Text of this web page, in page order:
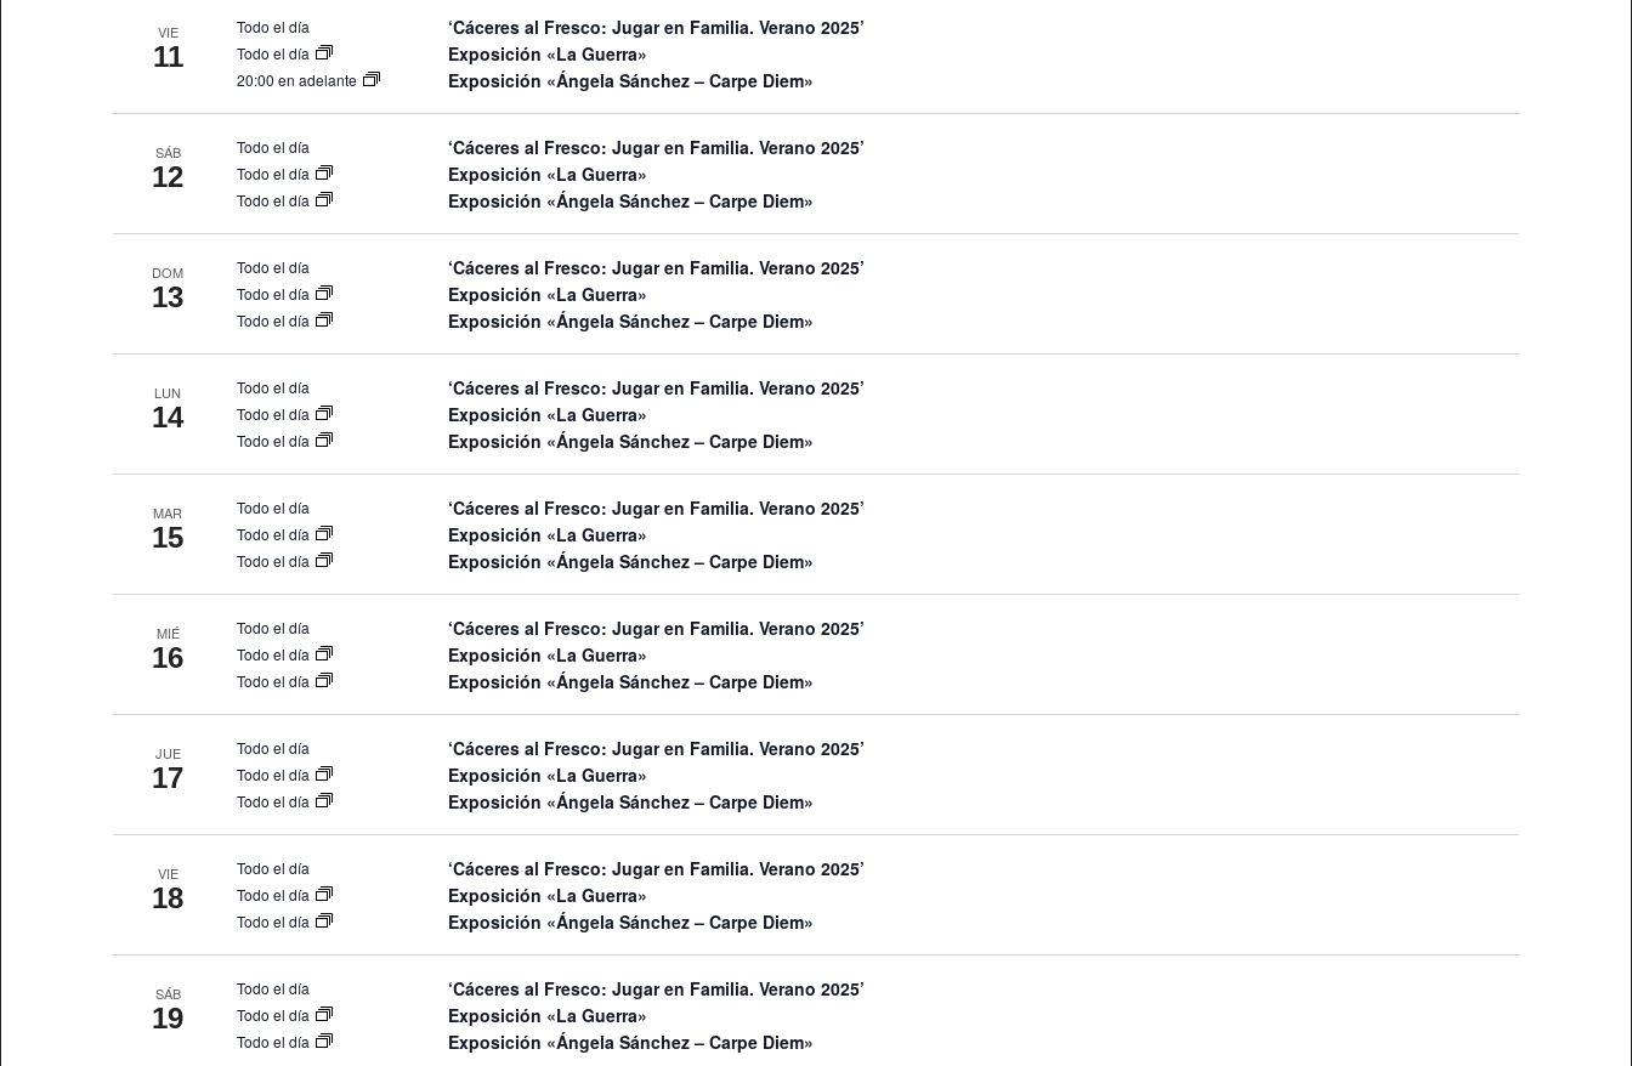
VIE
11
Todo el día ‘Cáceres al Fresco: Jugar en Familia. Verano 2025’
Todo el día Exposición «La Guerra»
20:00 en adelante Exposición «Ángela Sánchez – Carpe Diem»
SÁB
12
Todo el día ‘Cáceres al Fresco: Jugar en Familia. Verano 2025’
Todo el día Exposición «La Guerra»
Todo el día Exposición «Ángela Sánchez – Carpe Diem»
DOM
13
Todo el día ‘Cáceres al Fresco: Jugar en Familia. Verano 2025’
Todo el día Exposición «La Guerra»
Todo el día Exposición «Ángela Sánchez – Carpe Diem»
LUN
14
Todo el día ‘Cáceres al Fresco: Jugar en Familia. Verano 2025’
Todo el día Exposición «La Guerra»
Todo el día Exposición «Ángela Sánchez – Carpe Diem»
MAR
15
Todo el día ‘Cáceres al Fresco: Jugar en Familia. Verano 2025’
Todo el día Exposición «La Guerra»
Todo el día Exposición «Ángela Sánchez – Carpe Diem»
MIÉ
16
Todo el día ‘Cáceres al Fresco: Jugar en Familia. Verano 2025’
Todo el día Exposición «La Guerra»
Todo el día Exposición «Ángela Sánchez – Carpe Diem»
JUE
17
Todo el día ‘Cáceres al Fresco: Jugar en Familia. Verano 2025’
Todo el día Exposición «La Guerra»
Todo el día Exposición «Ángela Sánchez – Carpe Diem»
VIE
18
Todo el día ‘Cáceres al Fresco: Jugar en Familia. Verano 2025’
Todo el día Exposición «La Guerra»
Todo el día Exposición «Ángela Sánchez – Carpe Diem»
SÁB
19
Todo el día ‘Cáceres al Fresco: Jugar en Familia. Verano 2025’
Todo el día Exposición «La Guerra»
Todo el día Exposición «Ángela Sánchez – Carpe Diem»